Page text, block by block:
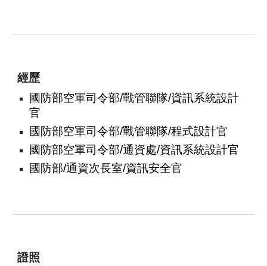
經歷
國防部空軍司令部/戰管聯隊/資訊系統設計
官
國防部空軍司令部/戰管聯隊/程式設計官
國防部空軍司令部/通資處/資訊系統設計官
國防部/通資次長室/資訊安全官
證照